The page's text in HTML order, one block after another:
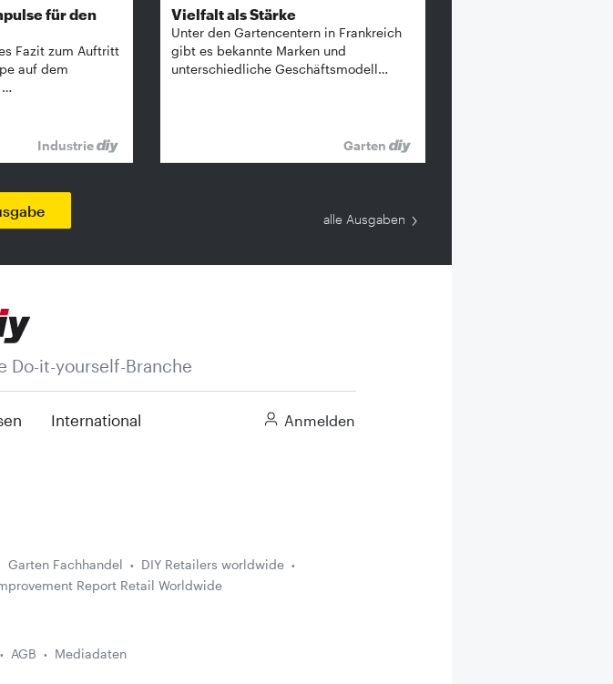
für den
Fazit zum Auftritt
auf dem
…
Industrie
Vielfalt als Stärke
Unter den Gartencentern in Frankreich
gibt es bekannte ­Marken und
unterschiedliche Geschäftsmodell…
Garten
alle Ausgaben
Do-it-yourself-Branche
International
Anmelden
Garten Fachhandel
DIY Retailers worldwide
Report Retail Worldwide
AGB Mediadaten